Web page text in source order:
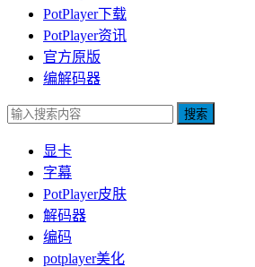
PotPlayer下载
PotPlayer资讯
官方原版
编解码器
搜索
显卡
字幕
PotPlayer皮肤
解码器
编码
potplayer美化